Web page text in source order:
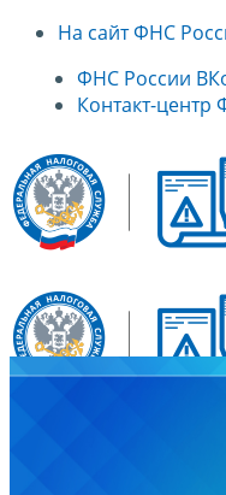
На сайт ФНС
ФНС России
Контакт-центр